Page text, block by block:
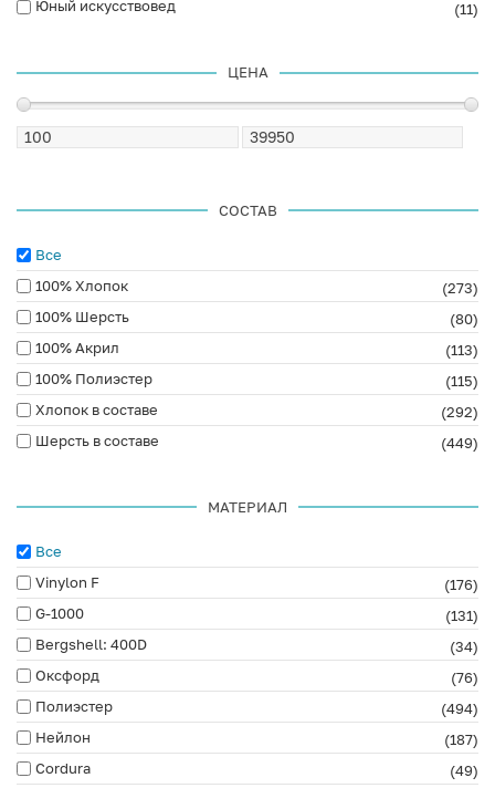
Юный искусствовед
(11)
ЦЕНА
СОСТАВ
Все
100% Хлопок
(273)
100% Шерсть
(80)
100% Акрил
(113)
100% Полиэстер
(115)
Хлопок в составе
(292)
Шерсть в составе
(449)
МАТЕРИАЛ
Все
Vinylon F
(176)
G-1000
(131)
Bergshell: 400D
(34)
Оксфорд
(76)
Полиэстер
(494)
Нейлон
(187)
Cordura
(49)